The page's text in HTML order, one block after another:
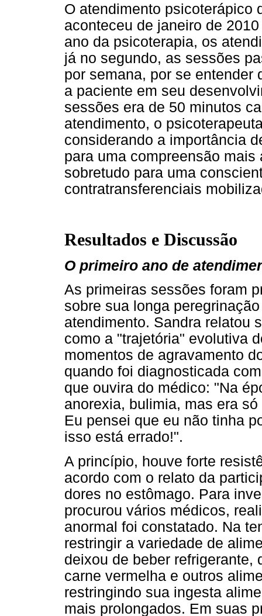
O atendimento psicoterápico
aconteceu de janeiro de
ano da psicoterapia, os
já no segundo, as sessões
por semana, por se entender
a paciente em seu
sessões era de 50 minutos
atendimento, o
considerando a importância
para uma compreensão
sobretudo para uma
contratransferenciais
Resultados e Discussão
O primeiro ano de
As primeiras sessões foram
sobre sua longa
atendimento. Sandra relatou
como a "trajetória" evolutiva
momentos de agravamento
quando foi diagnosticada
que ouvira do médico: "Na
anorexia, bulimia, mas era
Eu pensei que eu não tinha
isso está errado!".
A princípio, houve forte
acordo com o relato da
dores no estômago. Para
procurou vários médicos,
anormal foi constatado. Na
restringir a variedade de
deixou de beber refrigerante,
carne vermelha e outros
restringindo sua ingesta
mais prolongados. Em suas